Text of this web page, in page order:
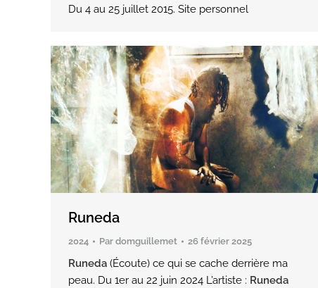
Du 4 au 25 juillet 2015. Site personnel
Runeda
2024 Par domguillemet 26 février 2025
Runeda (Écoute) ce qui se cache derrière ma
peau. Du 1er au 22 juin 2024 L’artiste : Runeda